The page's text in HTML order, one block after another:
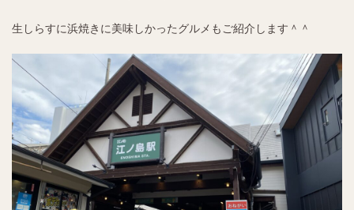
生しらすに浜焼きに美味しかったグルメもご紹介します＾＾